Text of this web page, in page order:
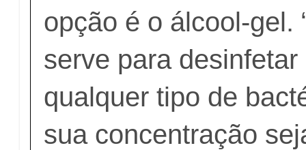
opção é o álcool-gel.
serve para desinfetar
qualquer tipo de
sua concentração